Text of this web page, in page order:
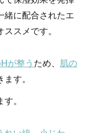
緒に配合されたエ
スメです。
が整う ため、
肌の
ます。
す。